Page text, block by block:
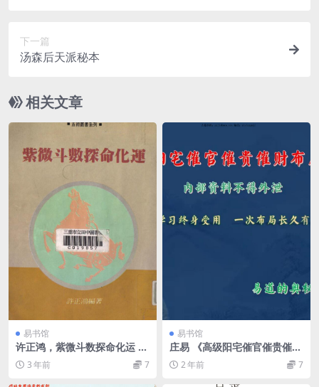
下一篇
汤森后天派秘本
相关文章
易书馆
许正鸿，紫微斗数探命化运 _.
pdf3 年前 7
易书馆
庄易 《高级阳宅催官催贵催财
布局秘法》
2 年前 7